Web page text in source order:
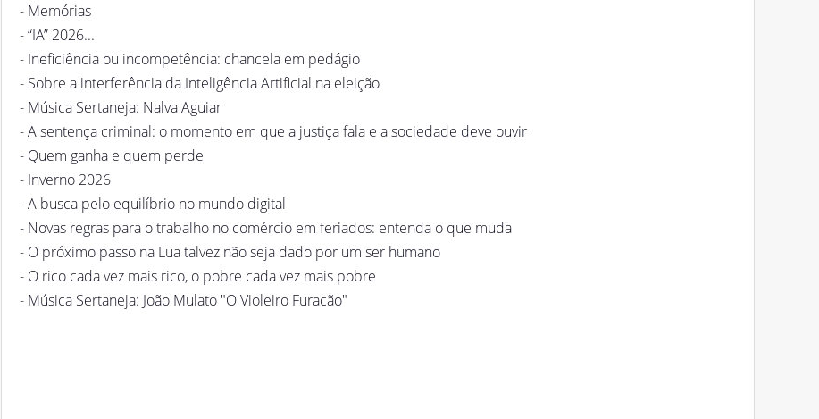
- Memórias
- “IA” 2026...
- Ineficiência ou incompetência: chancela em pedágio
- Sobre a interferência da Inteligência Artificial na eleição
- Música Sertaneja: Nalva Aguiar
- A sentença criminal: o momento em que a justiça fala e a sociedade deve ouvir
- Quem ganha e quem perde
- Inverno 2026
- A busca pelo equilíbrio no mundo digital
- Novas regras para o trabalho no comércio em feriados: entenda o que muda
- O próximo passo na Lua talvez não seja dado por um ser humano
- O rico cada vez mais rico, o pobre cada vez mais pobre
- Música Sertaneja: João Mulato "O Violeiro Furacão"